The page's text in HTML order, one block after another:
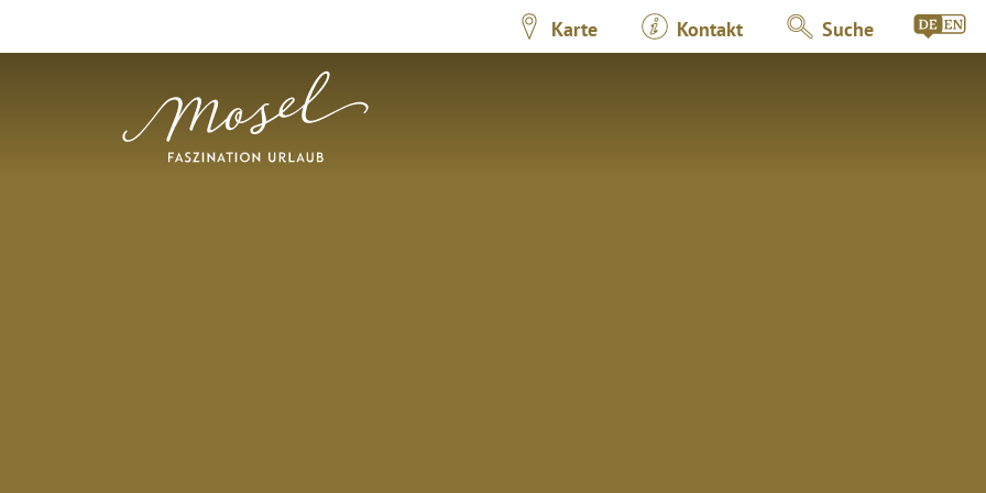
Karte Kontakt Suche